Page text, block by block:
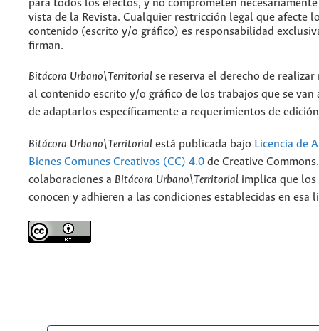
para todos los efectos, y no comprometen
vista de la Revista. Cualquier restricción legal que afecte
contenido (escrito y/o gráfico) es responsabilidad
firman.
Bitácora Urbano\Territorial se reserva el derecho de realizar
al contenido escrito y/o gráfico de los trabajos que se van
de adaptarlos específicamente a requerimientos de
Bitácora Urbano\Territorial está publicada bajo Licencia de
Bienes Comunes Creativos (CC) 4.0 de Creative
colaboraciones a Bitácora Urbano\Territorial implica que los
conocen y adhieren a las condiciones establecidas en esa